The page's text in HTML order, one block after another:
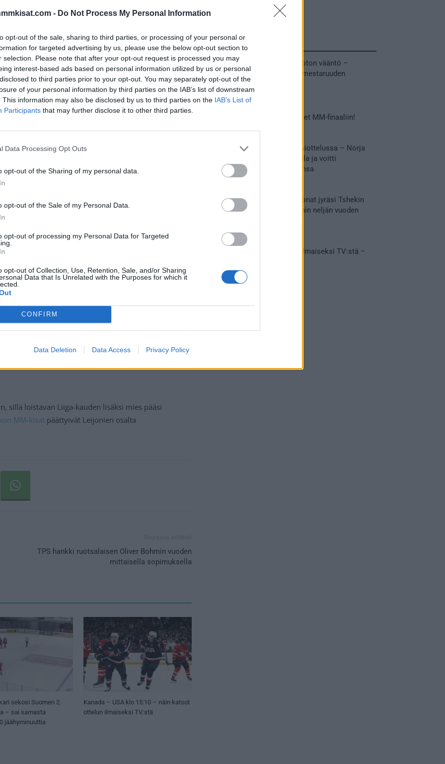
- Do Not Process My Personal Information
opt-out of the sale, sharing to third parties, or processing of your personal or
for targeted advertising by us, please use the below opt-out section to
selection. Please note that after your opt-out request is processed you may
interest-based ads based on personal information utilized by us or personal
to third parties prior to your opt-out. You may separately opt-out of the
of your personal information by third parties on the IAB’s list of downstream
This information may also be disclosed by us to third parties on the IAB’s List of
Participants that may further disclose it to other third parties.
Data Processing Opt Outs
opt-out of the Sharing of my personal data.
opt-out of the Sale of my Personal Data.
opt-out of processing my Personal Data for Targeted
opt-out of Collection, Use, Retention, Sale, and/or Sharing
Data that Is Unrelated with the Purposes for which it
CONFIRM
Data Deletion Data Access Privacy Policy
Juho Lammikko on vaihtamassa maisemaa
sijaan KHL:stä.
pelaajia, joten ansaitusti matka tulee käymään
palaavan NHL:ään, mutta koronavirus sotki
on täysi arvoitus, koska tämän kauden pudotuspelit
on tulossa KHL, mistä kielii myös se, että
maanantaina Spartak Moskovasta.
Fromen pelaajaoikeudet.
sillä loistavan Liiga-kauden lisäksi mies pääsi
MM-kisat päättyivät Leijonien osalta
TPS hankki ruotsalaisen Oliver Bohmin vuoden
mittaisella sopimuksella
sekosi Suomen 2.
– sai samasta
jäähyminuuttia
Kanada – USA klo 15:10 – näin katsot
ottelun ilmaiseksi TV:stä
Tuoreimmat uutiset
MM-kullasta käytiin armoton vääntö –
Leijonat voitti maailmanmestaruuden
jatkoajalla
Tässä Leijonien kentälliset MM-finaaliin!
Huikeaa draamaa pronssiottelussa – Norja
kaatoi Kanadan jatkoajalla ja voitti
ensimmäisen MM-mitalinsa
Vakuuttava esitys – Leijonat jyräsi Tshekin
nurin ja eteni mitalipeleihin neljän vuoden
28.05.2026 19:11
Suomi – Tshekki näkyy ilmaiseksi TV:stä –
28.05.2026 15:09